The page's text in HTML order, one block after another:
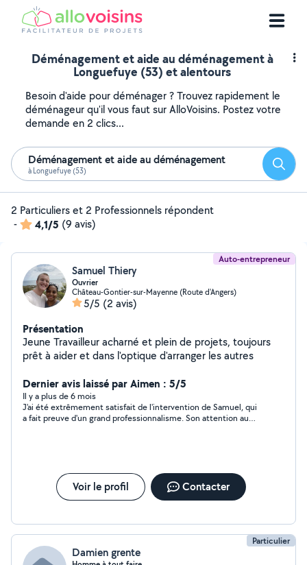
Déménagement et aide au déménagement à
Longuefuye (53) et alentours
Besoin d'aide pour déménager ? Trouvez rapidement le
déménageur qu'il vous faut sur AlloVoisins. Postez votre
demande en 2 clics...
Déménagement et aide au déménagement
à Longuefuye (53)
2 Particuliers et 2 Professionnels répondent
-
4,1/5 (9 avis)
Auto-entrepreneur
Samuel Thiery
Ouvrier
Château-Gontier-sur-Mayenne (Route d'Angers)
5/5 (2 avis)
Présentation
Jeune Travailleur acharné et plein de projets, toujours
prêt à aider et dans l'optique d'arranger les autres
Dernier avis laissé par Aimen : 5/5
Il y a plus de 6 mois
J'ai été extrêmement satisfait de l'intervention de Samuel, qui
a fait preuve d'un grand professionnalisme. Son attention au
Voir le profil Contacter
Particulier
Damien grente